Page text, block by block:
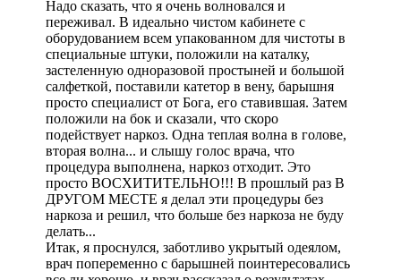
Надо сказать, что я очень волновался и
переживал. В идеально чистом кабинете с
оборудованием всем упакованном для чистоты в
специальные штуки, положили на каталку,
застеленную одноразовой простыней и большой
салфеткой, поставили катетор в вену, барышня
просто специалист от Бога, его ставившая. Затем
положили на бок и сказали, что скоро
подействует наркоз. Одна теплая волна в голове,
вторая волна... и слышу голос врача, что
процедура выполнена, наркоз отходит. Это
просто ВОСХИТИТЕЛЬНО!!! В прошлый раз В
ДРУГОМ МЕСТЕ я делал эти процедуры без
наркоза и решил, что больше без наркоза не буду
делать...
Итак, я проснулся, заботливо укрытый одеялом,
врач попеременно с барышней поинтересовались